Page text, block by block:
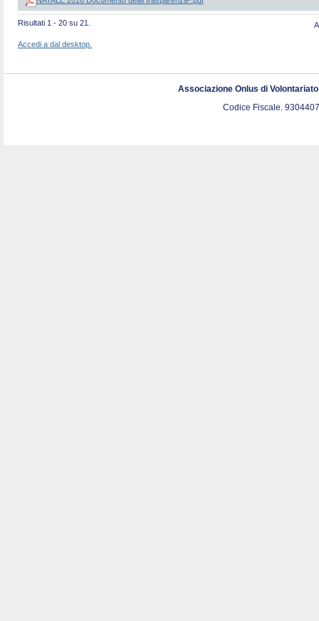
Risultati 1 - 20 su 21.
Accedi a dal desktop.
Associazione Onlus di
Codice Fiscale.